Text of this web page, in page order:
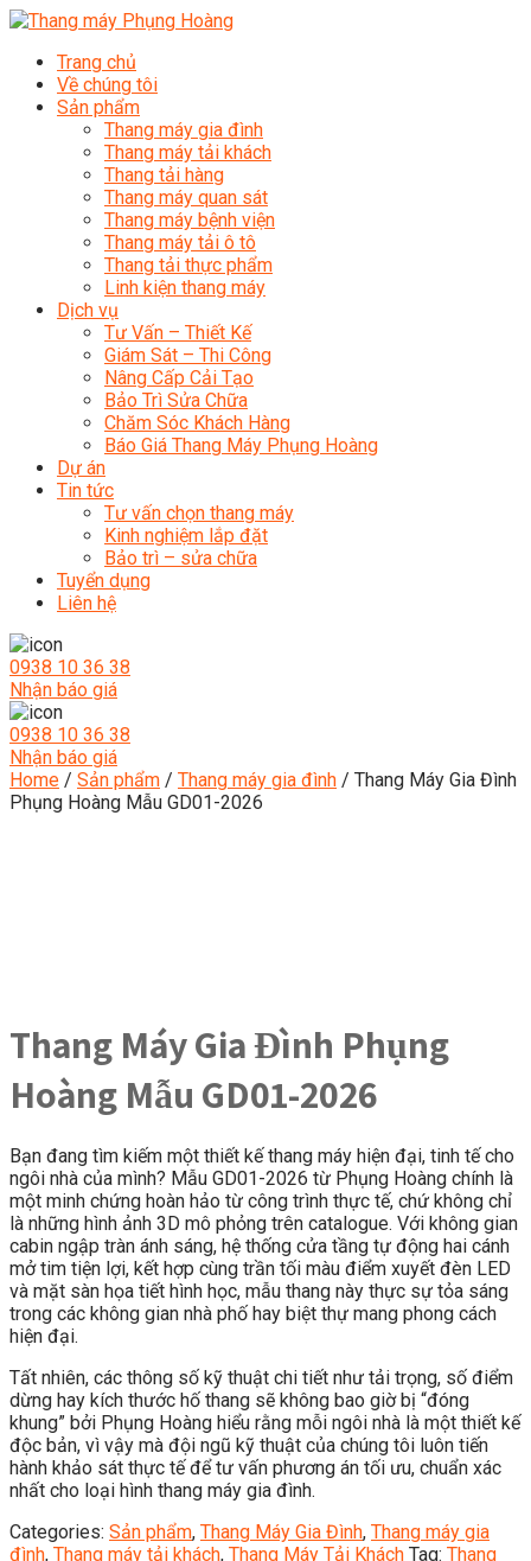
Trang chủ
Về chúng tôi
Sản phẩm
Thang máy gia đình
Thang máy tải khách
Thang tải hàng
Thang máy quan sát
Thang máy bệnh viện
Thang máy tải ô tô
Thang tải thực phẩm
Linh kiện thang máy
Dịch vụ
Tư Vấn – Thiết Kế
Giám Sát – Thi Công
Nâng Cấp Cải Tạo
Bảo Trì Sửa Chữa
Chăm Sóc Khách Hàng
Báo Giá Thang Máy Phụng Hoàng
Dự án
Tin tức
Tư vấn chọn thang máy
Kinh nghiệm lắp đặt
Bảo trì – sửa chữa
Tuyển dụng
Liên hệ
0938 10 36 38
Nhận báo giá
0938 10 36 38
Nhận báo giá
Home / Sản phẩm / Thang máy gia đình / Thang Máy Gia Đình
Phụng Hoàng Mẫu GD01-2026
Thang Máy Gia Đình Phụng
Hoàng Mẫu GD01-2026
Bạn đang tìm kiếm một thiết kế thang máy hiện đại, tinh tế cho
ngôi nhà của mình? Mẫu GD01-2026 từ Phụng Hoàng chính là
một minh chứng hoàn hảo từ công trình thực tế, chứ không chỉ
là những hình ảnh 3D mô phỏng trên catalogue. Với không gian
cabin ngập tràn ánh sáng, hệ thống cửa tầng tự động hai cánh
mở tim tiện lợi, kết hợp cùng trần tối màu điểm xuyết đèn LED
và mặt sàn họa tiết hình học, mẫu thang này thực sự tỏa sáng
trong các không gian nhà phố hay biệt thự mang phong cách
hiện đại.
Tất nhiên, các thông số kỹ thuật chi tiết như tải trọng, số điểm
dừng hay kích thước hố thang sẽ không bao giờ bị “đóng
khung” bởi Phụng Hoàng hiểu rằng mỗi ngôi nhà là một thiết kế
độc bản, vì vậy mà đội ngũ kỹ thuật của chúng tôi luôn tiến
hành khảo sát thực tế để tư vấn phương án tối ưu, chuẩn xác
nhất cho loại hình thang máy gia đình.
Categories: Sản phẩm, Thang Máy Gia Đình, Thang máy gia
đình, Thang máy tải khách, Thang Máy Tải Khách Tag: Thang